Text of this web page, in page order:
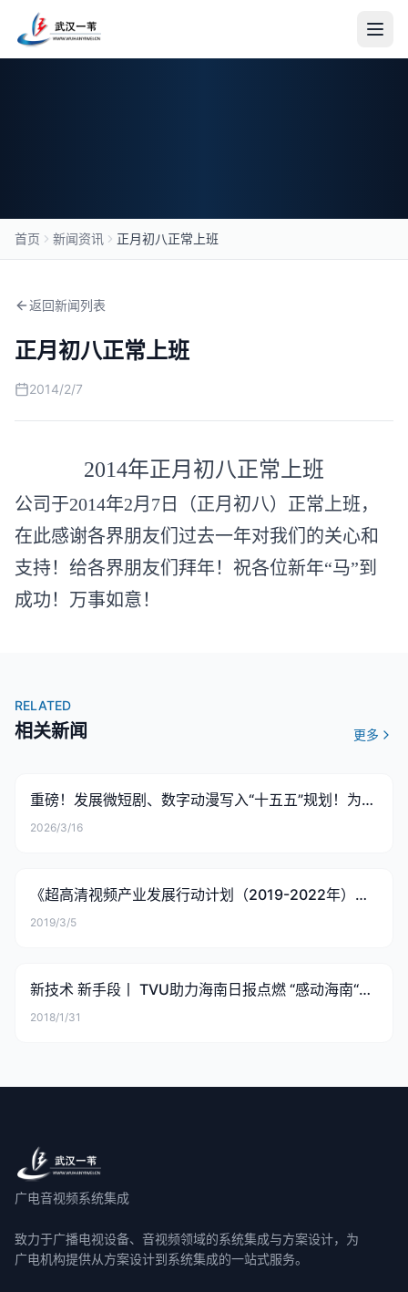
解决方案
应用案例
技术支持
广告制作
电视剧
电影
综艺
讲坛
栏目
登录
新闻资讯
首页 新闻资讯 正月初八正常上班
返回新闻列表
正月初八正常上班
2014/2/7
2014年正月初八正常上班
公司于2014年2月7日（正月初八）正常上班，
在此感谢各界朋友们过去一年对我们的关心和
支持！给各界朋友们拜年！祝各位新年“马”到
成功！万事如意！
RELATED
相关新闻 更多
重磅！发展微短剧、数字动漫写入“十五五”规划！为首
次写入国家规划文件！
2026/3/16
《超高清视频产业发展行动计划（2019-2022年）》
正式发布
2019/3/5
新技术 新手段丨 TVU助力海南日报点燃 “感动海南“两
微一端直播报道
2018/1/31
广电音视频系统集成
致力于广播电视设备、音视频领域的系统集成与方案设计，为
广电机构提供从方案设计到系统集成的一站式服务。